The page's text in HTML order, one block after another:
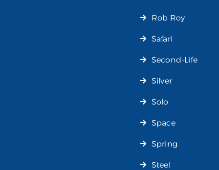
Rob Roy
Safari
Second-Life
Silver
Solo
Space
Spring
Steel